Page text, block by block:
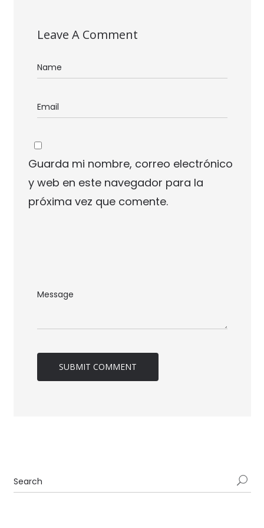
Leave A Comment
Guarda mi nombre, correo electrónico
y web en este navegador para la
próxima vez que comente.